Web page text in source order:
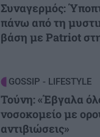
Συναγερμός:
πάνω από τη
βάση με Patriot
GOSSIP - LIFESTYLE
Τούνη: «Έβγαλα
νοσοκομείο με
αντιβιώσεις»